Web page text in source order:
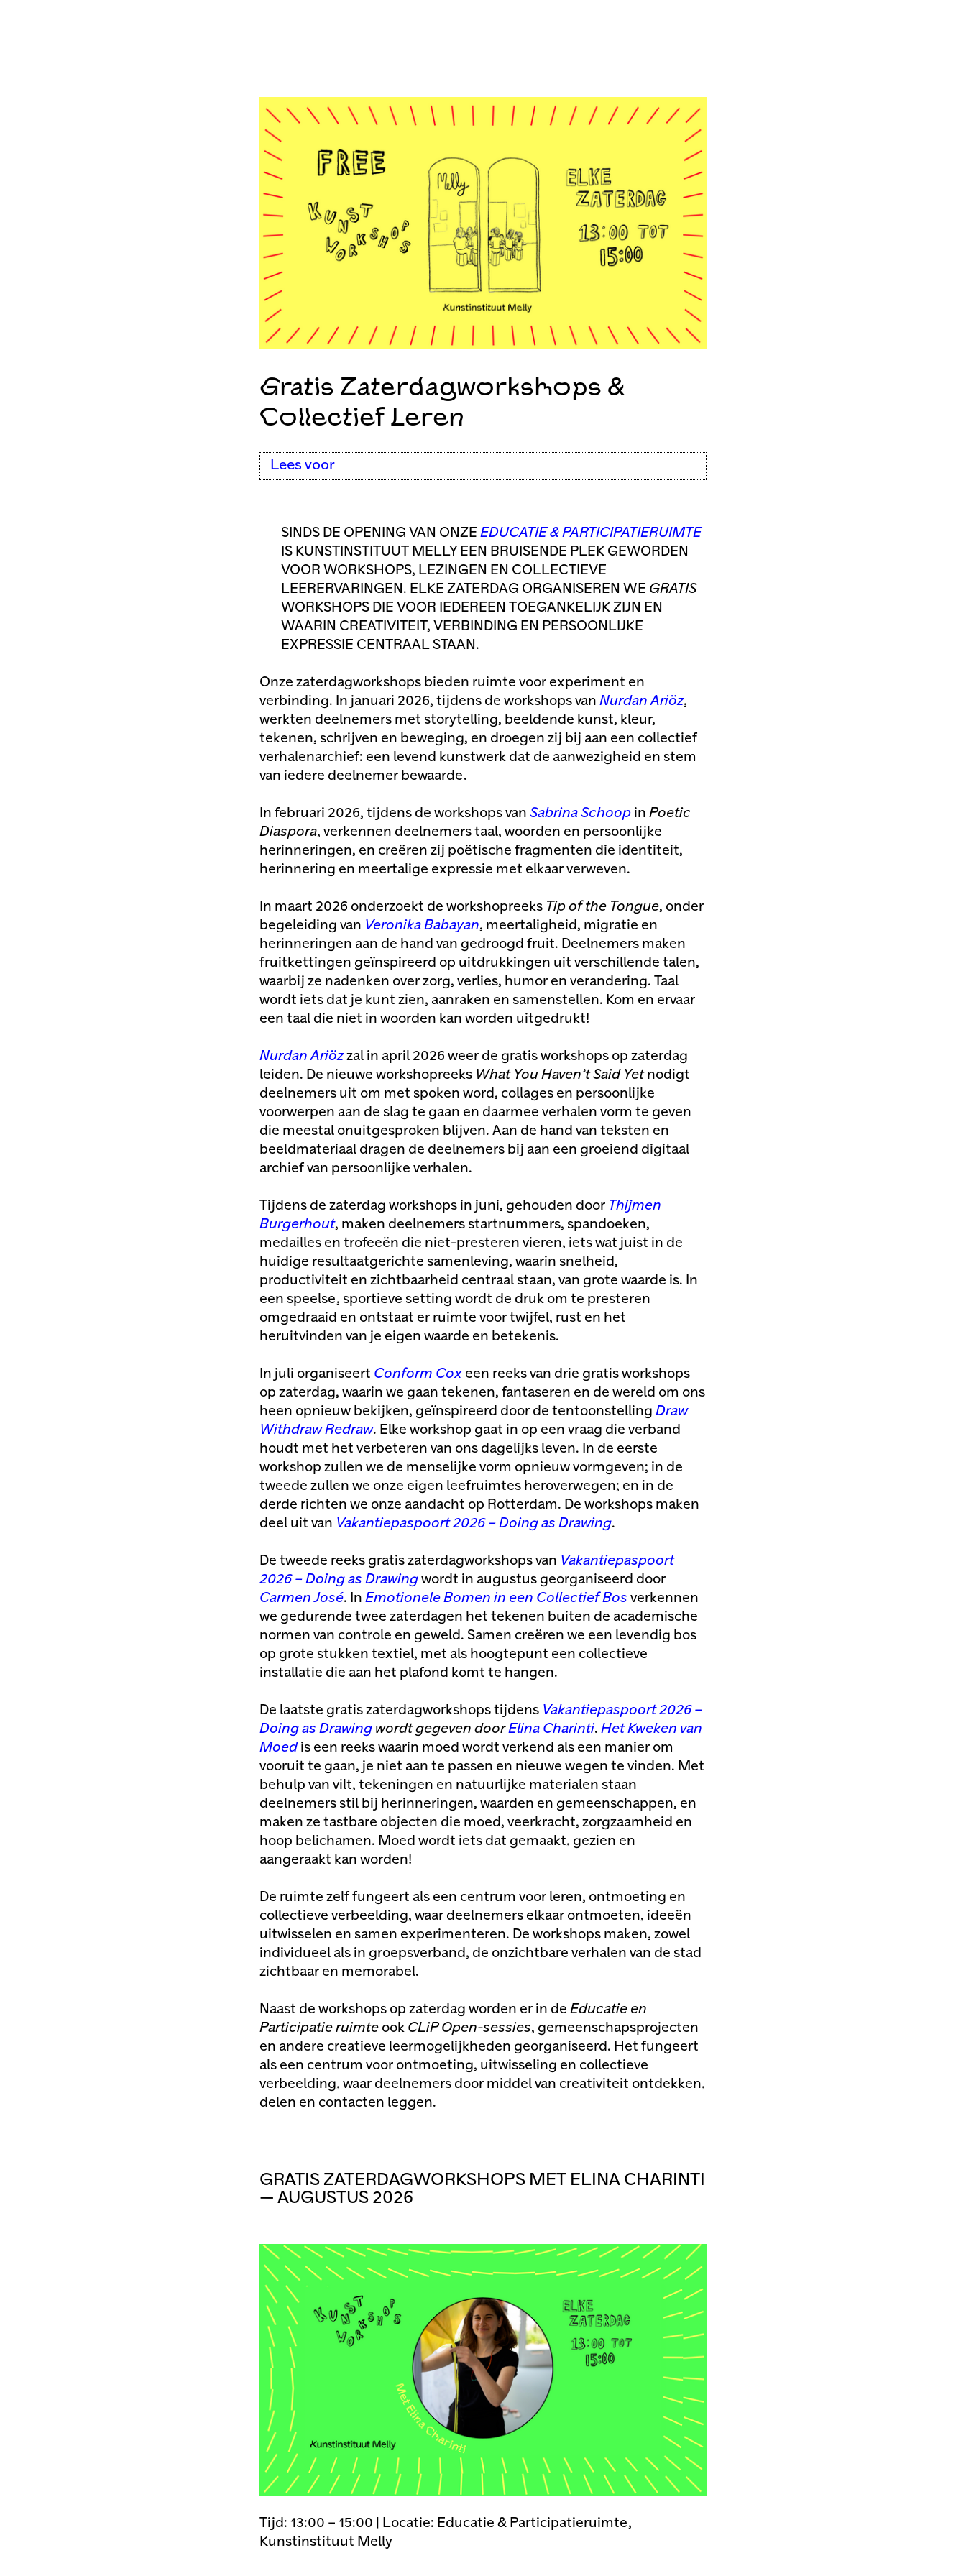
Gratis Zaterdagworkshops &
Collectief Leren
Lees voor
SINDS DE OPENING VAN ONZE EDUCATIE & PARTICIPATIERUIMTE
IS KUNSTINSTITUUT MELLY EEN BRUISENDE PLEK GEWORDEN
VOOR WORKSHOPS, LEZINGEN EN COLLECTIEVE
LEERERVARINGEN. ELKE ZATERDAG ORGANISEREN WE GRATIS
WORKSHOPS DIE VOOR IEDEREEN TOEGANKELIJK ZIJN EN
WAARIN CREATIVITEIT, VERBINDING EN PERSOONLIJKE
EXPRESSIE CENTRAAL STAAN.
Onze zaterdagworkshops bieden ruimte voor experiment en
verbinding. In januari 2026, tijdens de workshops van Nurdan Ariöz,
werkten deelnemers met storytelling, beeldende kunst, kleur,
tekenen, schrijven en beweging, en droegen zij bij aan een collectief
verhalenarchief: een levend kunstwerk dat de aanwezigheid en stem
van iedere deelnemer bewaarde.
In februari 2026, tijdens de workshops van Sabrina Schoop in Poetic
Diaspora, verkennen deelnemers taal, woorden en persoonlijke
herinneringen, en creëren zij poëtische fragmenten die identiteit,
herinnering en meertalige expressie met elkaar verweven.
In maart 2026 onderzoekt de workshopreeks Tip of the Tongue, onder
begeleiding van Veronika Babayan, meertaligheid, migratie en
herinneringen aan de hand van gedroogd fruit. Deelnemers maken
fruitkettingen geïnspireerd op uitdrukkingen uit verschillende talen,
waarbij ze nadenken over zorg, verlies, humor en verandering. Taal
wordt iets dat je kunt zien, aanraken en samenstellen. Kom en ervaar
een taal die niet in woorden kan worden uitgedrukt!
Nurdan Ariözzal in april 2026 weer de gratis workshops op zaterdag
leiden. De nieuwe workshopreeks What You Haven’t Said Yetnodigt
deelnemers uit om met spoken word, collages en persoonlijke
voorwerpen aan de slag te gaan en daarmee verhalen vorm te geven
die meestal onuitgesproken blijven. Aan de hand van teksten en
beeldmateriaal dragen de deelnemers bij aan een groeiend digitaal
archief van persoonlijke verhalen.
Tijdens de zaterdag workshops in juni, gehouden door Thijmen
Burgerhout, maken deelnemers startnummers, spandoeken,
medailles en trofeeën die niet-presteren vieren, iets wat juist in de
huidige resultaatgerichte samenleving, waarin snelheid,
productiviteit en zichtbaarheid centraal staan, van grote waarde is. In
een speelse, sportieve setting wordt de druk om te presteren
omgedraaid en ontstaat er ruimte voor twijfel, rust en het
heruitvinden van je eigen waarde en betekenis.
In juli organiseert Conform Cox een reeks van drie gratis workshops
op zaterdag, waarin we gaan tekenen, fantaseren en de wereld om ons
heen opnieuw bekijken, geïnspireerd door de tentoonstelling Draw
Withdraw Redraw. Elke workshop gaat in op een vraag die verband
houdt met het verbeteren van ons dagelijks leven. In de eerste
workshop zullen we de menselijke vorm opnieuw vormgeven; in de
tweede zullen we onze eigen leefruimtes heroverwegen; en in de
derde richten we onze aandacht op Rotterdam. De workshops maken
deel uit van Vakantiepaspoort 2026 – Doing as Drawing.
De tweede reeks gratis zaterdagworkshops van Vakantiepaspoort
2026 – Doing as Drawing wordt in augustus georganiseerd door
Carmen José. In Emotionele Bomen in een Collectief Bos verkennen
we gedurende twee zaterdagen het tekenen buiten de academische
normen van controle en geweld. Samen creëren we een levendig bos
op grote stukken textiel, met als hoogtepunt een collectieve
installatie die aan het plafond komt te hangen.
De laatste gratis zaterdagworkshops tijdens Vakantiepaspoort 2026 –
Doing as Drawing wordt gegeven doorElina Charinti. Het Kweken van
Moedis een reeks waarin moed wordt verkend als een manier om
vooruit te gaan, je niet aan te passen en nieuwe wegen te vinden. Met
behulp van vilt, tekeningen en natuurlijke materialen staan
deelnemers stil bij herinneringen, waarden en gemeenschappen, en
maken ze tastbare objecten die moed, veerkracht, zorgzaamheid en
hoop belichamen. Moed wordt iets dat gemaakt, gezien en
aangeraakt kan worden!
De ruimte zelf fungeert als een centrum voor leren, ontmoeting en
collectieve verbeelding, waar deelnemers elkaar ontmoeten, ideeën
uitwisselen en samen experimenteren. De workshops maken, zowel
individueel als in groepsverband, de onzichtbare verhalen van de stad
zichtbaar en memorabel.
Naast de workshops op zaterdag worden er in de Educatie en
Participatie ruimte ook CLiP Open-sessies, gemeenschapsprojecten
en andere creatieve leermogelijkheden georganiseerd. Het fungeert
als een centrum voor ontmoeting, uitwisseling en collectieve
verbeelding, waar deelnemers door middel van creativiteit ontdekken,
delen en contacten leggen.
GRATIS ZATERDAGWORKSHOPS MET ELINA CHARINTI
— AUGUSTUS 2026
Tijd: 13:00 – 15:00 | Locatie: Educatie & Participatieruimte,
Kunstinstituut Melly